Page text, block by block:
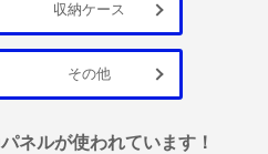
収納ケース
その他
ネルが使われています！